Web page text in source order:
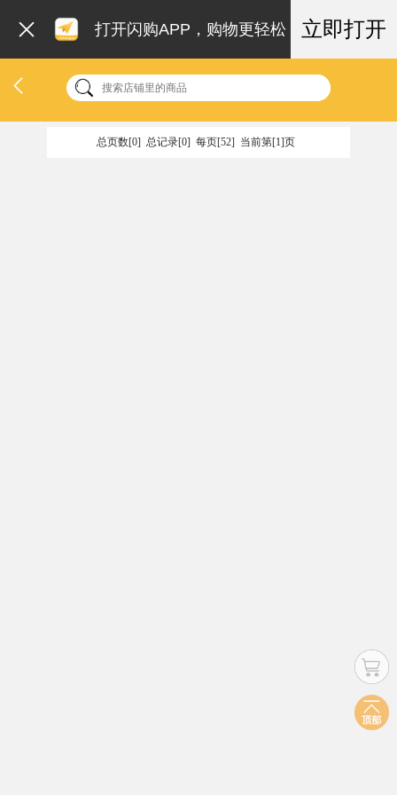
打开闪购APP，购物更轻松 立即打开
总页数[0] 总记录[0] 每页[52] 当前第[1]页